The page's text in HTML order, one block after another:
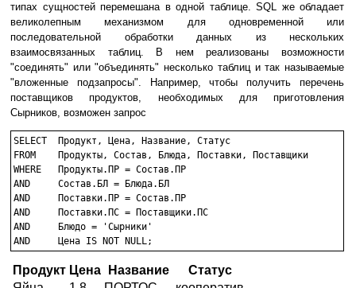
типах сущностей перемешана в одной таблице. SQL же обладает
великолепным механизмом для одновременной или
последовательной обработки данных из нескольких
взаимосвязанных таблиц. В нем реализованы возможности
"соединять" или "объединять" несколько таблиц и так называемые
"вложенные подзапросы". Например, чтобы получить перечень
поставщиков продуктов, необходимых для приготовления
Сырников, возможен запрос
SELECT	Продукт, Цена, Название, Статус
FROM	Продукты, Состав, Блюда, Поставки, Поставщики
WHERE	Продукты.ПР = Состав.ПР
AND	Состав.БЛ = Блюда.БЛ
AND	Поставки.ПР = Состав.ПР
AND	Поставки.ПС = Поставщики.ПС
AND	Блюдо = 'Сырники'
AND	Цена IS NOT NULL;
Продукт Цена Название
Статус